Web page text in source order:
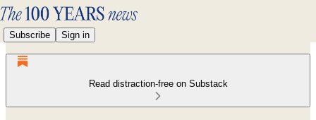
Subscribe Sign in
Read distraction-free on Substack